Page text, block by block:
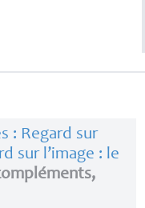
: Regard sur
sur l’image : le